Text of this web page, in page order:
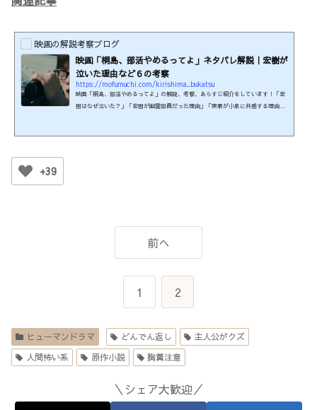
映画の解説考察ブログ
映画「桐島、部活やめるってよ」ネタバレ解説｜宏樹が
泣いた理由など６の考察
https://mofumuchi.com/kirishima_bukatsu
映画「桐島、部活やめるってよ」の解説、考察、あらすじ紹介をしています！「宏
樹はなぜ泣いた？」「宏樹が幽霊部員だった理由」「実果が小泉に共感する理由」
+39
前へ
1 2
ヒューマンドラマ どんでん返し
主人公がクズ
人間怖い系
原作小説 胸糞注意
＼シェア大歓迎／